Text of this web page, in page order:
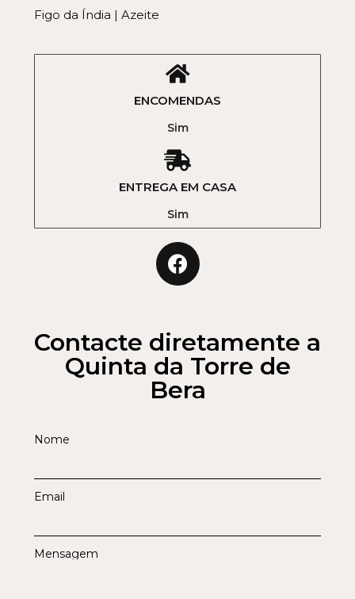
Figo da Índia | Azeite
ENCOMENDAS
Sim
ENTREGA EM CASA
Sim
Contacte diretamente a
Quinta da Torre de
Bera
Nome
Email
Mensagem